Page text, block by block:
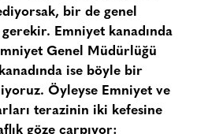
bir de genel
Emniyet kanadında
Genel Müdürlüğü
ise böyle bir
Öyleyse Emniyet ve
terazinin iki kefesine
göze çarpıyor: